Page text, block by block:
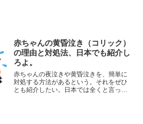
赤ちゃんの黄昏泣き（コリック）
の理由と対処法、日本でも紹介し
ろよ。
赤ちゃんの夜泣きや黄昏泣きを、簡単に
対処する方法があるという。それをぜひ
とも紹介したい。日本では全くと言って